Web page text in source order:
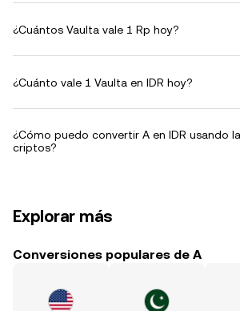
¿Cuántos Vaulta vale 1 Rp hoy?
¿Cuánto vale 1 Vaulta en IDR hoy?
¿Cómo puedo convertir A en IDR usando
criptos?
Explorar más
Conversiones populares de A